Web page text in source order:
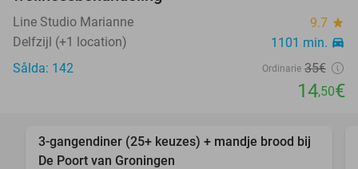
Line Studio Marianne 9.7 star
Delfzijl (+1 location) 1101 min. directions_car
Sålda: 142 Ordinarie 35€
14,50€
49%
favorite_border
3-gangendiner (25+ keuzes) + mandje brood bij
De Poort van Groningen